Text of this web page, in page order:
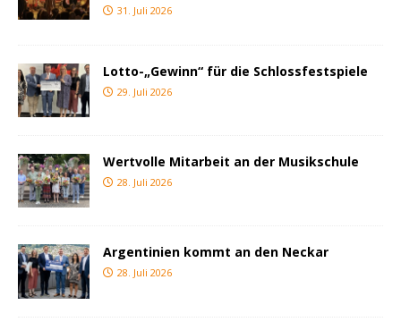
31. Juli 2026
Lotto-„Gewinn“ für die Schlossfestspiele
29. Juli 2026
Wertvolle Mitarbeit an der Musikschule
28. Juli 2026
Argentinien kommt an den Neckar
28. Juli 2026